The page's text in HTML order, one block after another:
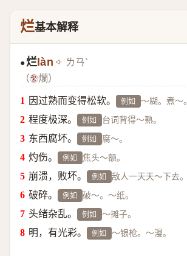
烂基本解释
●烂 làn ㄌㄢˋ
（
爛）
因过熟而变得松软。
例如 ～糊。煮～。
程度极深。 例如 台词背得～熟。
东西腐坏。 例如 腐～。
灼伤。 例如 焦头～额。
崩溃，败坏。 例如 敌人一天天～下去。
破碎。 例如 破～。～纸。
头绪杂乱。 例如 ～摊子。
明，有光彩。 例如 ～银枪。～漫。